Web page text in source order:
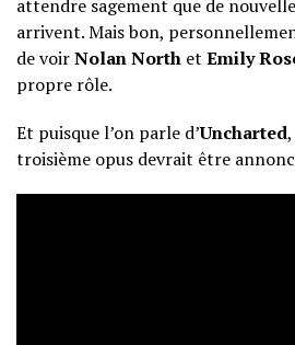
attendre sagement que de
arrivent. Mais bon,
de voirNolan North et Emily
propre rôle.
Et puisque l’on parle d’Uncharted
troisième opus devrait être